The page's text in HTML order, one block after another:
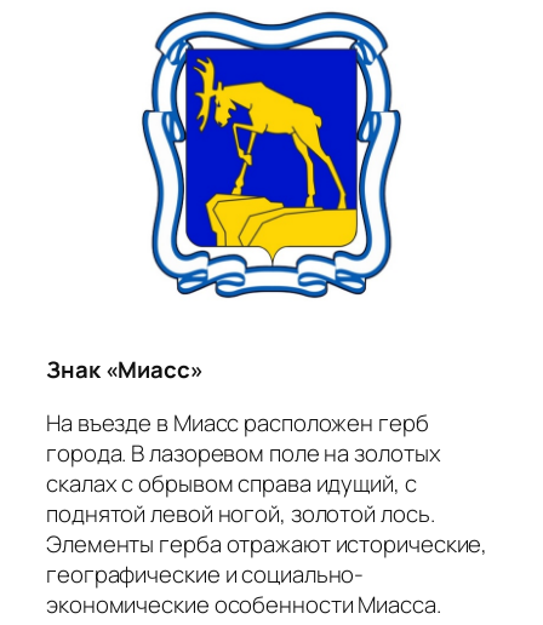
Знак «Миасс»
На въезде в Миасс расположен герб
города. В лазоревом поле на золотых
скалах с обрывом справа идущий, с
поднятой левой ногой, золотой лось.
Элементы герба отражают исторические,
географические и социально-
экономические особенности Миасса.